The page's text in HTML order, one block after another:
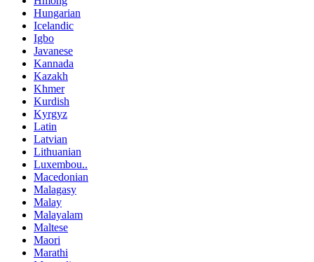
Hungarian
Icelandic
Igbo
Javanese
Kannada
Kazakh
Khmer
Kurdish
Kyrgyz
Latin
Latvian
Lithuanian
Luxembou..
Macedonian
Malagasy
Malay
Malayalam
Maltese
Maori
Marathi